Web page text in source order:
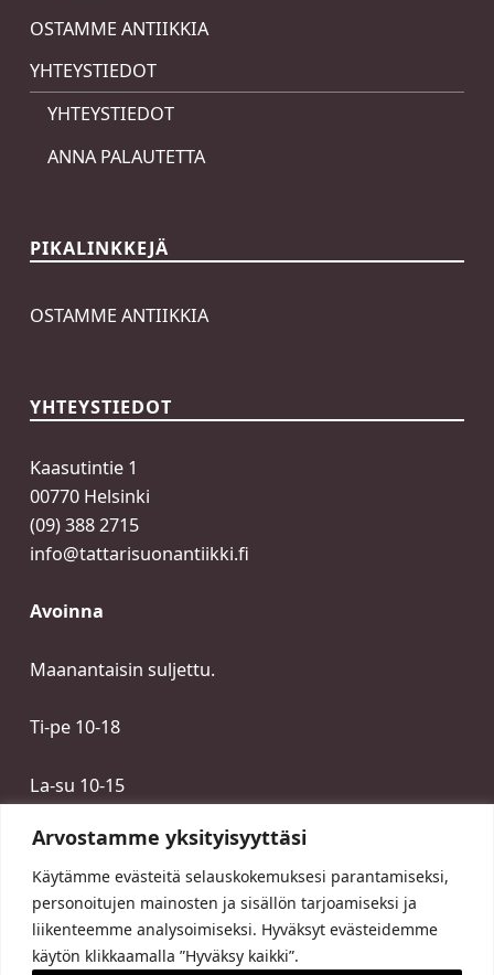
Arvostamme yksityisyyttäsi
Käytämme evästeitä selauskokemuksesi parantamiseksi,
personoitujen mainosten ja sisällön tarjoamiseksi ja
liikenteemme analysoimiseksi. Hyväksyt evästeidemme
käytön klikkaamalla ”Hyväksy kaikki”.
OSTAMME ANTIIKKIA
YHTEYSTIEDOT
YHTEYSTIEDOT
ANNA PALAUTETTA
PIKALINKKEJÄ
OSTAMME ANTIIKKIA
YHTEYSTIEDOT
Kaasutintie 1
00770 Helsinki
(09) 388 2715
info@tattarisuonantiikki.fi
Avoinna
Maanantaisin suljettu.
Ti-pe 10-18
La-su 10-15